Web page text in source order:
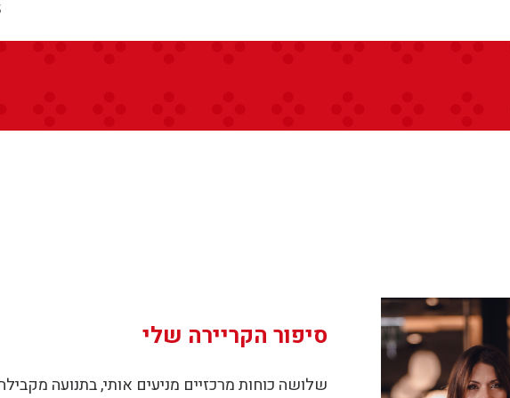
סיפור הקריירה שלי
שלושה כוחות מרכזיים מניעים אותי, בתנועה